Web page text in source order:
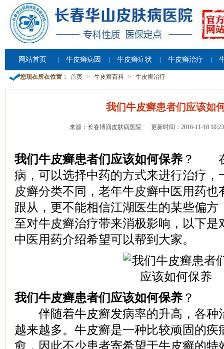
网站首页 牛皮癣病因 牛皮癣症状 牛皮癣治疗
您现在所在位置： 首页 > 牛皮癣百科 > 牛皮癣治疗
我们牛皮癣患者们应该如
来源：长春博润皮肤病医院 更新时间：2016-11-18
我们牛皮癣患者们应该如何保养？ 在
病，可以选择中药的方式来进行治疗，
皮癣分类不同，老年牛皮癣中医用药也
跟从，更不能相信江湖医生的某些偏方
至对牛皮癣治疗带来消极影响，以下是
中医用药介绍希望可以帮到大家。
我们牛皮癣患者们应该如何保养？
伴随着牛皮癣发病率的升高，各种
越来越多。牛皮癣是一种比较顽固的疾
愈，因此不少患者寄希望于牛皮癣的特